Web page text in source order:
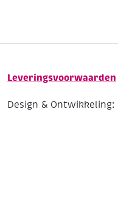
Leveringsvoorwaarden
Design & Ontwikkeling: